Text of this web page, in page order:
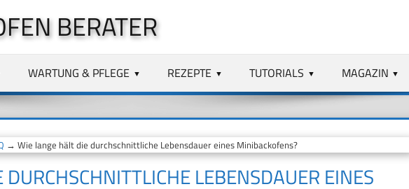
BERATER
WARTUNG & PFLEGE REZEPTE TUTORIALS MAGAZIN
→ Wie lange hält die durchschnittliche Lebensdauer eines Minibackofens?
LEBENSDAUER EINES